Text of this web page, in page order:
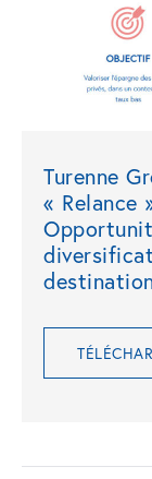
Turenne
« Relance